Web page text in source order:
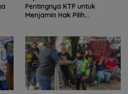
Pentingnya KTP untuk
Menjamin Hak Pilih